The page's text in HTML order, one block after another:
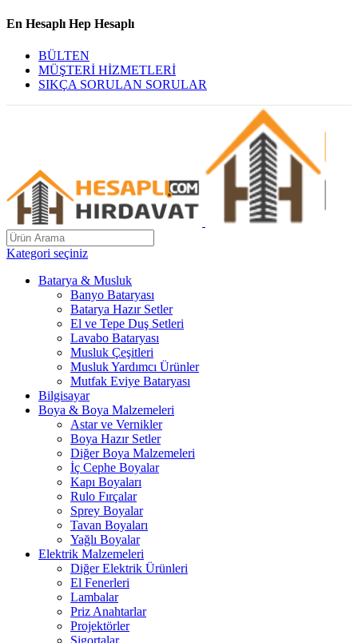
En Hesaplı Hep Hesaplı
BÜLTEN
MÜŞTERİ HİZMETLERİ
SIKÇA SORULAN SORULAR
Kategori seçiniz
Batarya & Musluk
Banyo Bataryası
Batarya Hazır Setler
El ve Tepe Duş Setleri
Lavabo Bataryası
Musluk Çeşitleri
Musluk Yardımcı Ürünler
Mutfak Eviye Bataryası
Bilgisayar
Boya & Boya Malzemeleri
Astar ve Vernikler
Boya Hazır Setler
Diğer Boya Malzemeleri
İç Cephe Boyalar
Kapı Boyaları
Rulo Fırçalar
Sprey Boyalar
Tavan Boyaları
Yağlı Boyalar
Elektrik Malzemeleri
Diğer Elektrik Ürünleri
El Fenerleri
Lambalar
Priz Anahtarlar
Projektörler
Sigortalar